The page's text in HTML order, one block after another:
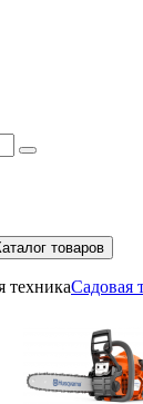
товаров
техникаСадовая